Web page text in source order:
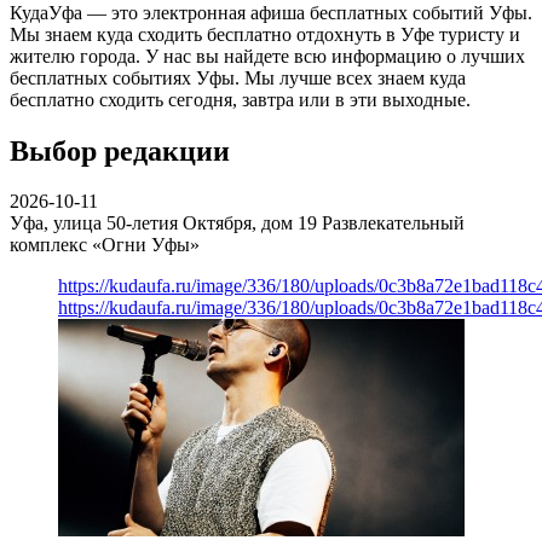
КудаУфа — это электронная афиша бесплатных событий Уфы.
Мы знаем куда сходить бесплатно отдохнуть в Уфе туристу и
жителю города. У нас вы найдете всю информацию о лучших
бесплатных событиях Уфы. Мы лучше всех знаем куда
бесплатно сходить сегодня, завтра или в эти выходные.
Выбор редакции
2026-10-11
Уфа, улица 50-летия Октября, дом 19 Развлекательный
комплекс «Огни Уфы»
https://kudaufa.ru/image/336/180/uploads/
https://kudaufa.ru/image/336/180/uploads/